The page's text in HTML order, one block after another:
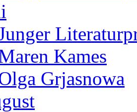
Kames
Grjasnowa